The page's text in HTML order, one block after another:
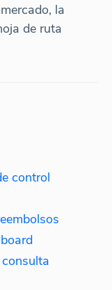
la
de ruta
control